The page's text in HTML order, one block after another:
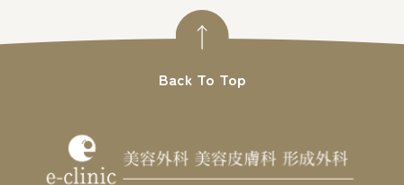
Back To Top